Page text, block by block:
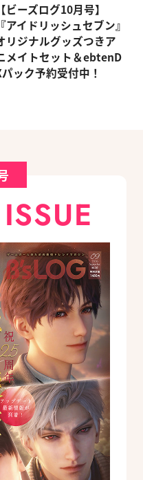
【ビーズログ10月号】
『アイドリッシュセブン』
リジナルグッズつきア
メイトセット＆ebtenD
ック予約受付中！